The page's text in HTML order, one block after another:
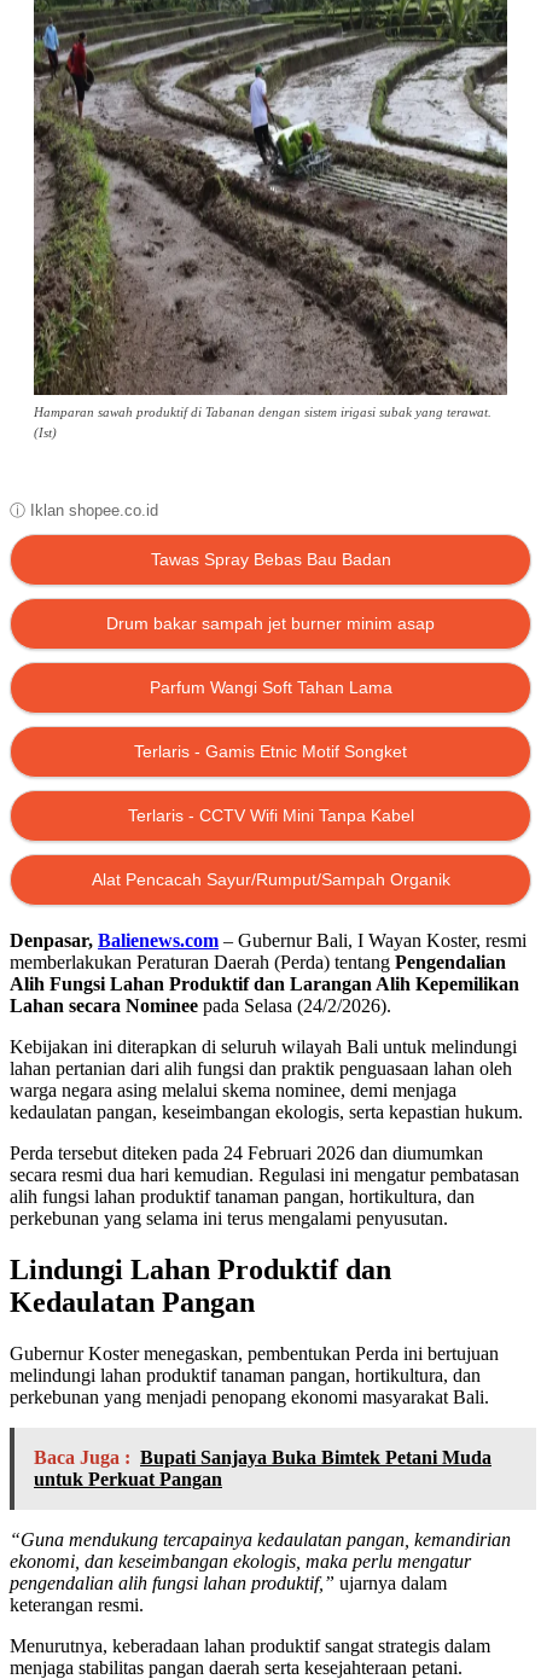
Hamparan sawah produktif di Tabanan dengan sistem irigasi subak yang terawat.
(Ist)
ⓘ Iklan shopee.co.id
Tawas Spray Bebas Bau Badan
Drum bakar sampah jet burner minim asap
Parfum Wangi Soft Tahan Lama
Terlaris - Gamis Etnic Motif Songket
Terlaris - CCTV Wifi Mini Tanpa Kabel
Alat Pencacah Sayur/Rumput/Sampah Organik
Denpasar, Balienews.com – Gubernur Bali, I Wayan Koster, resmi
memberlakukan Peraturan Daerah (Perda) tentang Pengendalian
Alih Fungsi Lahan Produktif dan Larangan Alih Kepemilikan
Lahan secara Nominee pada Selasa (24/2/2026).
Kebijakan ini diterapkan di seluruh wilayah Bali untuk melindungi
lahan pertanian dari alih fungsi dan praktik penguasaan lahan oleh
warga negara asing melalui skema nominee, demi menjaga
kedaulatan pangan, keseimbangan ekologis, serta kepastian hukum.
Perda tersebut diteken pada 24 Februari 2026 dan diumumkan
secara resmi dua hari kemudian. Regulasi ini mengatur pembatasan
alih fungsi lahan produktif tanaman pangan, hortikultura, dan
perkebunan yang selama ini terus mengalami penyusutan.
Lindungi Lahan Produktif dan
Kedaulatan Pangan
Gubernur Koster menegaskan, pembentukan Perda ini bertujuan
melindungi lahan produktif tanaman pangan, hortikultura, dan
perkebunan yang menjadi penopang ekonomi masyarakat Bali.
Baca Juga : Bupati Sanjaya Buka Bimtek Petani Muda
untuk Perkuat Pangan
“Guna mendukung tercapainya kedaulatan pangan, kemandirian
ekonomi, dan keseimbangan ekologis, maka perlu mengatur
pengendalian alih fungsi lahan produktif,” ujarnya dalam
keterangan resmi.
Menurutnya, keberadaan lahan produktif sangat strategis dalam
menjaga stabilitas pangan daerah serta kesejahteraan petani.